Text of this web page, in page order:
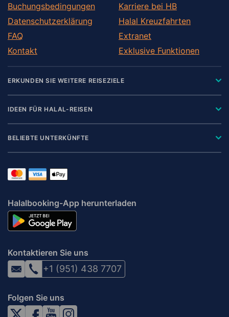
Buchungsbedingungen
Datenschutzerklärung
FAQ
Kontakt
Karriere bei HB
Halal Kreuzfahrten
Extranet
Exklusive Funktionen
ERKUNDEN SIE WEITERE REISEZIELE
IDEEN FÜR HALAL-REISEN
BELIEBTE UNTERKÜNFTE
Halalbooking-App herunterladen
Kontaktieren Sie uns
+1 (951) 438 7707
Folgen Sie uns